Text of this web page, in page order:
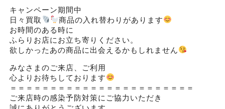
キャンペーン期間中
日々買取
商品の入れ替わりがあります
お時間のある時に
ふらりお店にお立ち寄りください。
欲しかったあの商品に出会えるかもしれません
みなさまのご来店、ご利用
心よりお待ちしております
＝＝＝＝＝＝＝＝＝＝＝＝＝＝＝＝＝＝＝＝＝＝＝
ご来店時の感染予防対策にご協力いただき